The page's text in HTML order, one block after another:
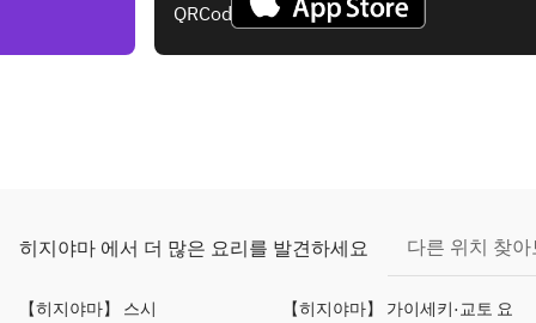
히지야마 에서 더 많은 요리를 발견하세요 다른 위치 찾
【히지야마】 스시
【히지야마】 가이세키·교토 요